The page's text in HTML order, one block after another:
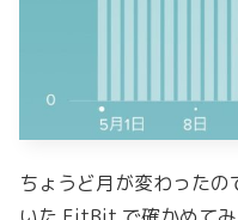
ちょうど月が変わった